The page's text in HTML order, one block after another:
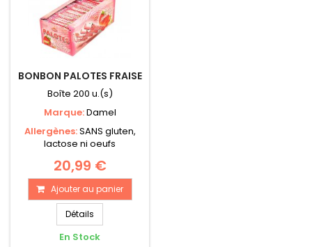
BONBON PALOTES FRAISE
Boîte 200 u.(s)
Marque:Damel
Allergènes:SANS gluten,
lactose ni oeufs
20,99 €
Ajouter au panier
Détails
En Stock